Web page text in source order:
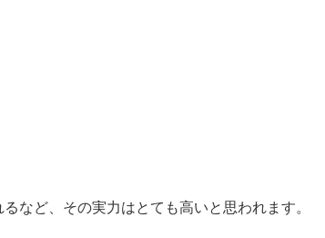
など、その実力はとても高いと思われます。